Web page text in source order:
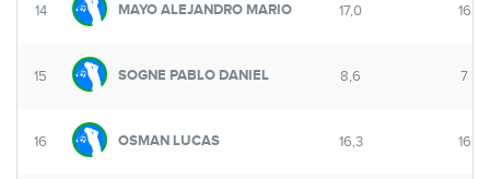
14 MAYO ALEJANDRO MARIO 17,0 16
15 SOGNE PABLO DANIEL 8,6 7
16 OSMAN LUCAS 16,3 16